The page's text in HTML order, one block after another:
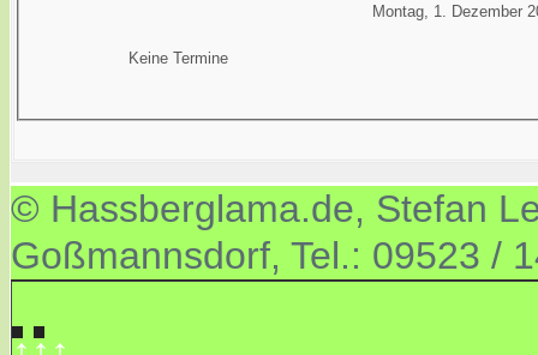
Montag, 1. Dezember
Keine Termine
© Hassberglama.de, Stefan
Goßmannsdorf, Tel.: 09523 /